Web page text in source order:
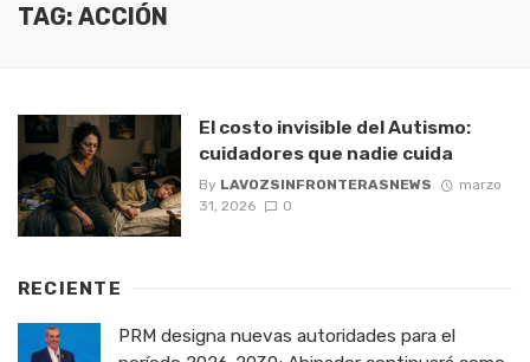
TAG: ACCIÓN
El costo invisible del Autismo:
cuidadores que nadie cuida
By LAVOZSINFRONTERASNEWS
marzo
31, 2026
0
RECIENTE
PRM designa nuevas autoridades para el